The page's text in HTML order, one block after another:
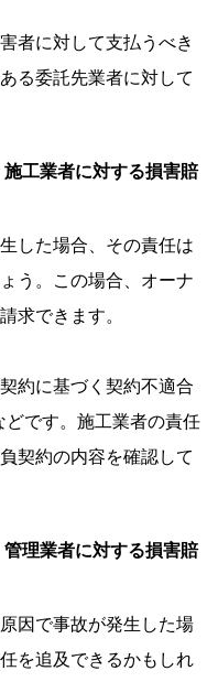
者に対して支払うべき
る委託先業者に対して
工業者に対する損害賠
した場合、その責任は
う。この場合、オーナ
求できます。
約に基づく契約不適合
です。施工業者の責任
契約の内容を確認して
理業者に対する損害賠
因で事故が発生した場
を追及できるかもしれ